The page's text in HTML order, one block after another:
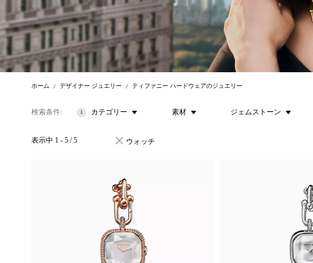
ホーム デザイナー ジュエリー ティファニー ハードウェアのジュエリー
検索条件 1 カテゴリー 素材 ジェムストーン
表示中 1 - 5 / 5 ウォッチ